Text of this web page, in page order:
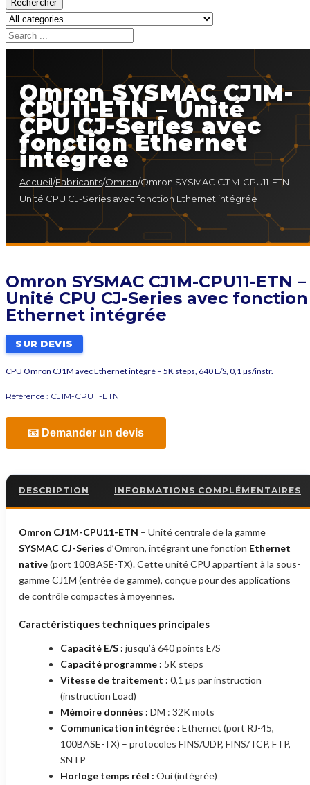
Omron SYSMAC CJ1M-
CPU11-ETN – Unité
CPU CJ-Series avec
fonction Ethernet
intégrée
Accueil/Fabricants/Omron/Omron SYSMAC CJ1M-CPU11-ETN –
Unité CPU CJ-Series avec fonction Ethernet intégrée
Omron SYSMAC CJ1M-CPU11-ETN –
Unité CPU CJ-Series avec fonction
Ethernet intégrée
SUR DEVIS
CPU Omron CJ1M avec Ethernet intégré – 5K steps, 640 E/S, 0,1 µs/instr.
Référence : CJ1M-CPU11-ETN
📧 Demander un devis
DESCRIPTION INFORMATIONS COMPLÉMENTAIRES
Omron CJ1M-CPU11-ETN – Unité centrale de la gamme
SYSMAC CJ-Series d’Omron, intégrant une fonction Ethernet
native(port 100BASE-TX). Cette unité CPU appartient à la sous-
gamme CJ1M (entrée de gamme), conçue pour des applications
de contrôle compactes à moyennes.
Caractéristiques techniques principales
Capacité E/S : jusqu’à 640 points E/S
Capacité programme : 5K steps
Vitesse de traitement : 0,1 µs par instruction
(instruction Load)
Mémoire données : DM : 32K mots
Communication intégrée : Ethernet (port RJ-45,
100BASE-TX) – protocoles FINS/UDP, FINS/TCP, FTP,
SNTP
Horloge temps réel : Oui (intégrée)